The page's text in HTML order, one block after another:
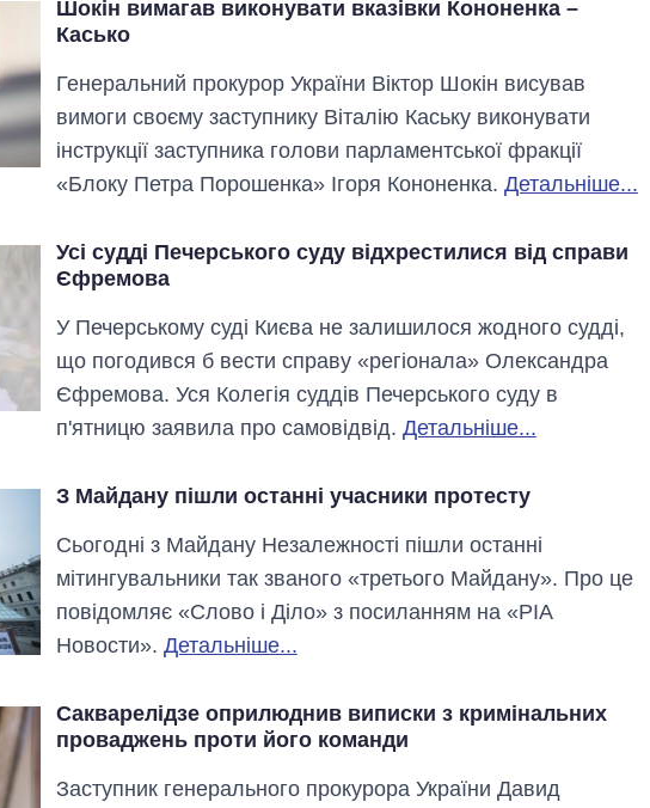
Шокін вимагав виконувати вказівки Кононенка –
Касько
Генеральний прокурор України Віктор Шокін висував
вимоги своєму заступнику Віталію Каську виконувати
інструкції заступника голови парламентської фракції
«Блоку Петра Порошенка» Ігоря Кононенка. Детальніше...
Усі судді Печерського суду відхрестилися від справи
Єфремова
У Печерському суді Києва не залишилося жодного судді,
що погодився б вести справу «регіонала» Олександра
Єфремова. Уся Колегія суддів Печерського суду в
п'ятницю заявила про самовідвід. Детальніше...
З Майдану пішли останні учасники протесту
Сьогодні з Майдану Незалежності пішли останні
мітингувальники так званого «третього Майдану». Про це
повідомляє «Слово і Діло» з посиланням на «РІА
Новости». Детальніше...
Сакварелідзе оприлюднив виписки з кримінальних
проваджень проти його команди
Заступник генерального прокурора України Давид